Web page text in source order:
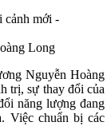
Long
Nguyễn Hoàng
trị, sự thay đổi của
năng lượng đang
Việc chuẩn bị các